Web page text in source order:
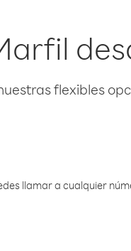
flexibles
llamar a cualquier